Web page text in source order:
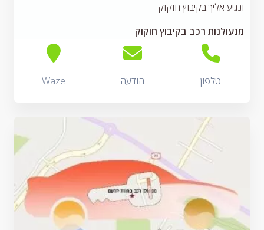
ונגיע אליך בקיבוץ חוקוק!
מנעולנות רכב בקיבוץ חוקוק
טלפון הודעה Waze